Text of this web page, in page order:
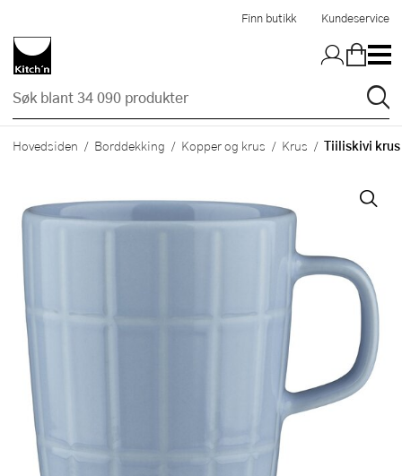
Finn butikk Kundeservice
Hovedsiden Borddekking Kopper og krus Krus Tiiliskivi